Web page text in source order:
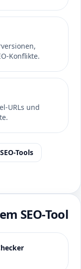
Konflikte.
URLs und
Tools
SEO-Tool